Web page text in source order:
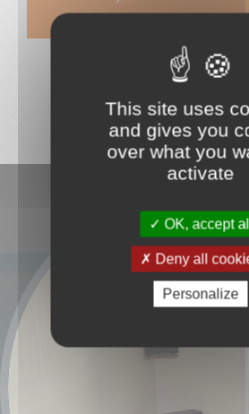
This site uses
and gives you
over what you
activate
OK, accept all
Deny all
Personalize